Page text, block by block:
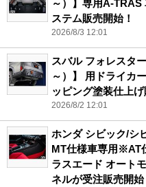
～）】専用A-
ステム販売開始！
2026/8/3 12:01
スバル フォレスタ
～）】 用ドライカ
ッピング塗装仕上げ
2026/8/2 12:01
ホンダ シビック/シ
MT仕様車専用※AT
ラスエード オート
ネルが受注販売開始